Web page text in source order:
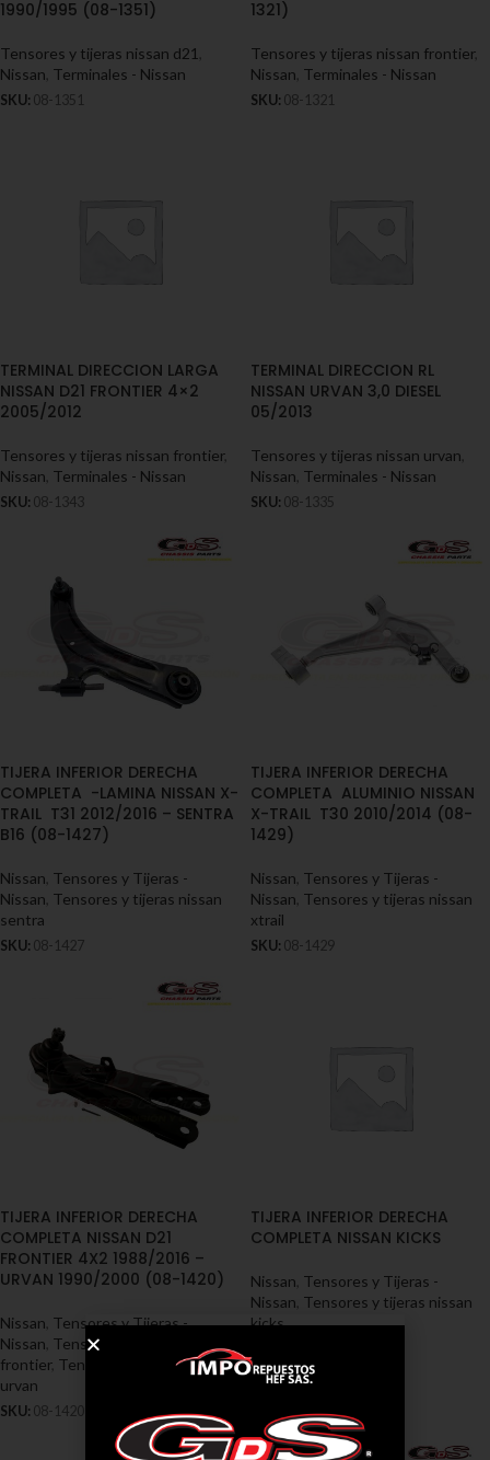
1990/1995 (08-1351)
Tensores y tijeras nissan d21
Nissan Terminales - Nissan
SKU: 08-1351
1321)
Tensores y tijeras nissan frontier,
Nissan Terminales - Nissan
SKU: 08-1321
TERMINAL DIRECCION LARGA
NISSAN D21 FRONTIER 4×2
2005/2012
Tensores y tijeras nissan frontier,
Nissan Terminales - Nissan
SKU: 08-1343
TERMINAL DIRECCION RL
NISSAN URVAN 3,0 DIESEL
05/2013
Tensores y tijeras nissan urvan
Nissan Terminales - Nissan
SKU: 08-1335
TIJERA INFERIOR DERECHA
COMPLETA -LAMINA NISSAN X-
TRAIL T31 2012/2016 – SENTRA
B16 (08-1427)
Nissan Tensores y Tijeras -
Nissan Tensores y tijeras nissan
sentra
SKU: 08-1427
TIJERA INFERIOR DERECHA
COMPLETA ALUMINIO NISSAN
X-TRAIL T30 2010/2014 (08-
1429)
Nissan Tensores y Tijeras -
Nissan Tensores y tijeras nissan
xtrail
SKU: 08-1429
TIJERA INFERIOR DERECHA
COMPLETA NISSAN D21
FRONTIER 4X2 1988/2016 –
URVAN 1990/2000 (08-1420)
Nissan Tensores y Tijeras -
Nissan Tensores y tijeras nissan
frontier, Tensores y tijeras nissan
urvan
SKU: 08-1420
TIJERA INFERIOR DERECHA
COMPLETA NISSAN KICKS
Nissan Tensores y Tijeras -
Nissan Tensores y tijeras nissan
kicks